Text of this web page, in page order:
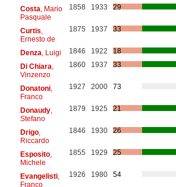
Costa , Mario
Pasquale
1858 1933 29
Curtis
Ernesto de
1875 1937 33
Denza , Luigi 1846 1922
18
Di Chiara
Vinzenzo
1860 1937 33
Donatoni,
Franco
1927 2000 73
Donaudy,
Stefano
1879 1925 21
Drigo,
Riccardo
1846 1930 26
Esposito,
Michele
1855 1929 25
Evangelisti,
Franco
1926 1980 54